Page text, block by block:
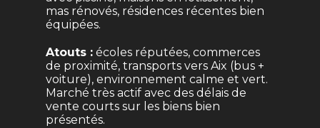
mas rénovés, résidences récentes bien
équipées.
Atouts : écoles réputées, commerces
de proximité, transports vers Aix (bus +
voiture), environnement calme et vert.
Marché très actif avec des délais de
vente courts sur les biens bien
présentés.